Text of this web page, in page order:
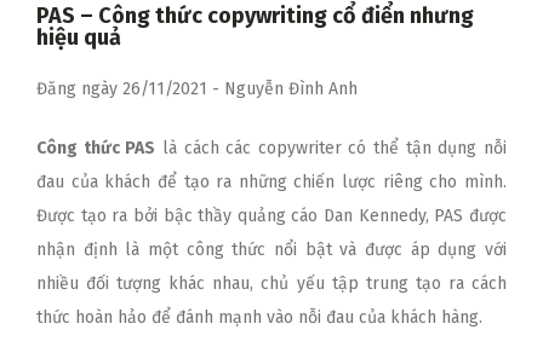
PAS – Công thức copywriting cổ điển nhưng
hiệu quả
Đăng ngày 26/11/2021 - Nguyễn Đình Anh
Công thức PAS là cách các copywriter có thể tận dụng nỗi
đau của khách để tạo ra những chiến lược riêng cho mình.
Được tạo ra bởi bậc thầy quảng cáo Dan Kennedy, PAS được
nhận định là một công thức nổi bật và được áp dụng với
nhiều đối tượng khác nhau, chủ yếu tập trung tạo ra cách
thức hoàn hảo để đánh mạnh vào nỗi đau của khách hàng.